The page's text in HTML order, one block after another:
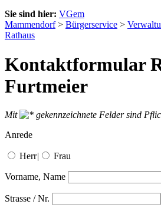
Sie sind hier: VGem
Mammendorf> Bürgerservice >
Rathaus
Kontaktformular
Furtmeier
Mit
gekennzeichnete Felder sind
Anrede
Herr| Frau
Vorname, Name
Strasse / Nr.